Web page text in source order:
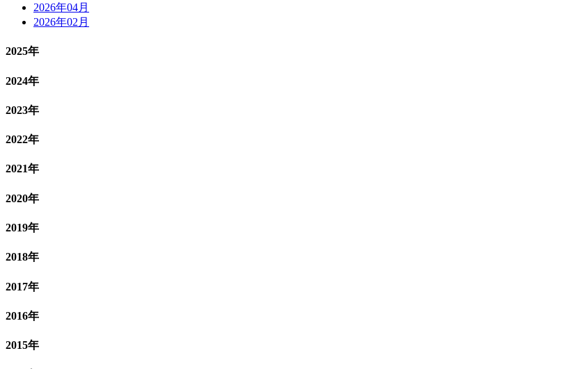
2026年04月
2026年02月
2025年
2024年
2023年
2022年
2021年
2020年
2019年
2018年
2017年
2016年
2015年